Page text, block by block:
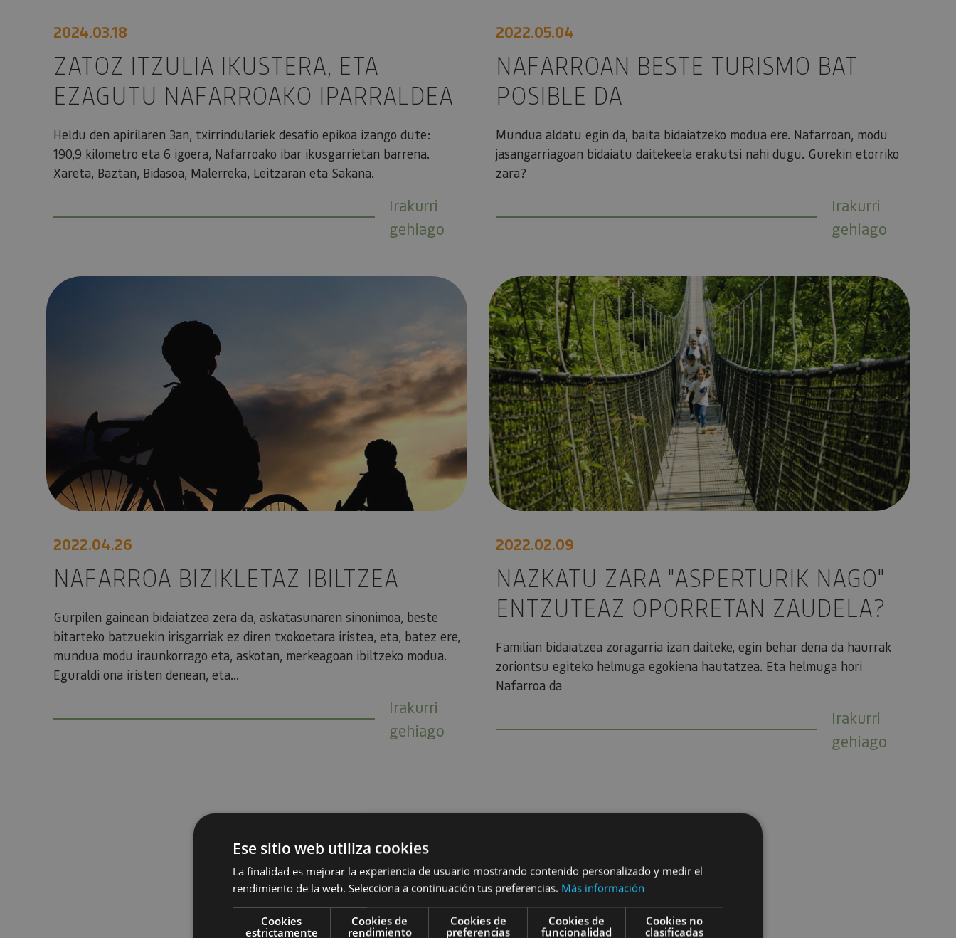
2024.03.18
ZATOZ ITZULIA IKUSTERA, ETA
EZAGUTU NAFARROAKO IPARRALDEA
Heldu den apirilaren 3an, txirrindulariek desafio epikoa izango dute:
190,9 kilometro eta 6 igoera, Nafarroako ibar ikusgarrietan barrena.
Xareta, Baztan, Bidasoa, Malerreka, Leitzaran eta Sakana.
Irakurri
gehiago
2022.05.04
NAFARROAN BESTE TURISMO BAT
POSIBLE DA
Mundua aldatu egin da, baita bidaiatzeko modua ere. Nafarroan, modu
jasangarriagoan bidaiatu daitekeela erakutsi nahi dugu. Gurekin etorriko
zara?
Irakurri
gehiago
NAFARROA BIZIKLETAZ IBILTZEA
2022.04.26
NAFARROA BIZIKLETAZ IBILTZEA
Gurpilen gainean bidaiatzea zera da, askatasunaren sinonimoa, beste
bitarteko batzuekin irisgarriak ez diren txokoetara iristea, eta, batez ere,
mundua modu iraunkorrago eta, askotan, merkeagoan ibiltzeko modua.
Eguraldi ona iristen denean, eta...
Irakurri
gehiago
NAZKATU ZARA "ASPERTURIK NAGO" ENTZUTEAZ OPORRETAN ZAUDELA?
2022.02.09
NAZKATU ZARA "ASPERTURIK NAGO"
ENTZUTEAZ OPORRETAN ZAUDELA?
Familian bidaiatzea zoragarria izan daiteke, egin behar dena da haurrak
zoriontsu egiteko helmuga egokiena hautatzea. Eta helmuga hori
Nafarroa da
Irakurri
gehiago
Aurrekoa
Ese sitio web utiliza cookies
La finalidad es mejorar la experiencia de usuario mostrando contenido personalizado y medir el
rendimiento de la web. Selecciona a continuación tus preferencias. Más información
Cookies
estrictamente
Cookies de
rendimiento
Cookies de
preferencias
Cookies de
funcionalidad
Cookies no
clasificadas